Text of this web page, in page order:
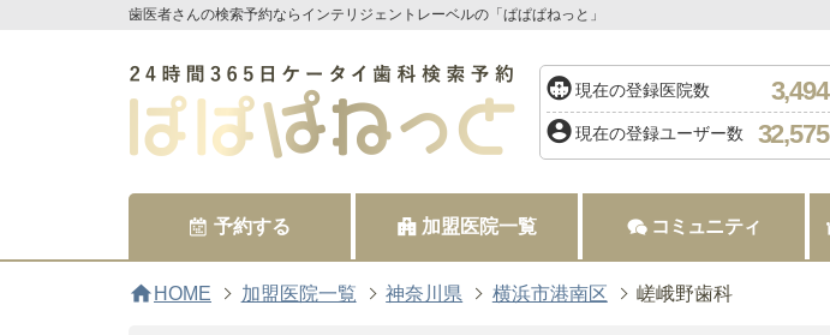
歯医者さんの検索予約ならインテリジェントレーベルの「ぱぱぱねっと」
現在の登録医院数 3,494
現在の登録ユーザー数 32,575
予約する 加盟医院一覧 コミュニティ
home HOME 加盟医院一覧 神奈川県 横浜市港南区 嵯峨野歯科